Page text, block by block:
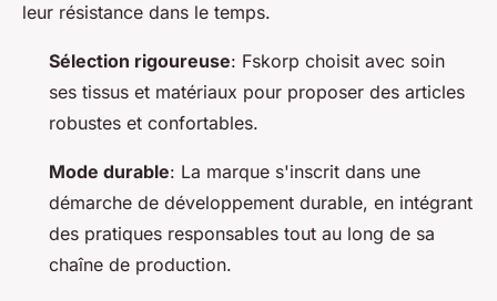
leur résistance dans le temps.
Sélection rigoureuse: Fskorp choisit avec soin
ses tissus et matériaux pour proposer des articles
robustes et confortables.
Mode durable: La marque s'inscrit dans une
démarche de développement durable, en intégrant
des pratiques responsables tout au long de sa
chaîne de production.